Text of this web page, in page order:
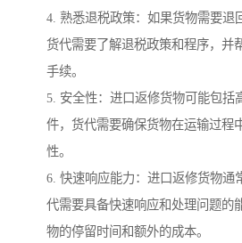
4. 熟悉退税政策：如果货物需要退
货代需要了解退税政策和程序，并
手续。
5. 安全性：进口返修货物可能包括
件，货代需要确保货物在运输过程
性。
6. 快速响应能力：进口返修货物通
代需要具备快速响应和处理问题的
物的停留时间和额外的成本。